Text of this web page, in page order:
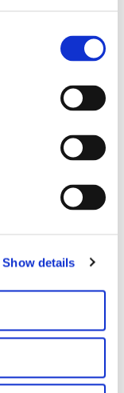
Show details
and the